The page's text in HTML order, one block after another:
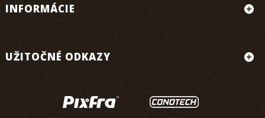
INFORMÁCIE
UŽITOČNÉ ODKAZY